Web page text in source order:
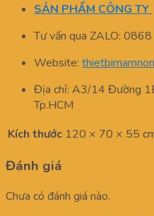
SẢN PHẨM CÔNG TY
Tư vấn qua ZALO:
Website:
Địa chỉ: A3/14 Đường
Tp.HCM
Kích thước 120 × 70 × 55
Đánh giá
Chưa có đánh giá nào.